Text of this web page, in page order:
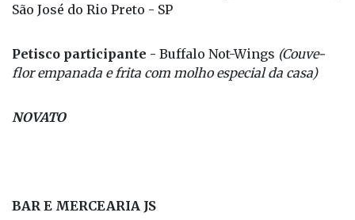
São José do Rio Preto - SP
Petisco participante - Buffalo Not-Wings (Couve-
flor empanada e frita com molho especial da casa)
NOVATO
BAR E MERCEARIA JS